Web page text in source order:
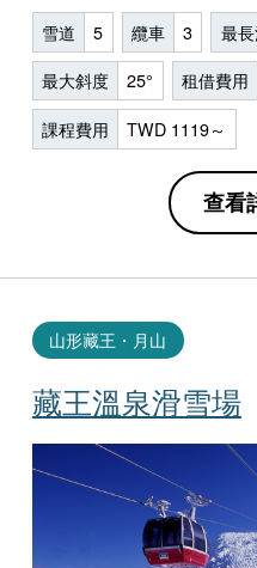
雪道 5 纜車 3 最
最大斜度 25° 租借費用
課程費用 TWD 1119～
查看
藏王溫泉滑雪場
山形藏王・月山